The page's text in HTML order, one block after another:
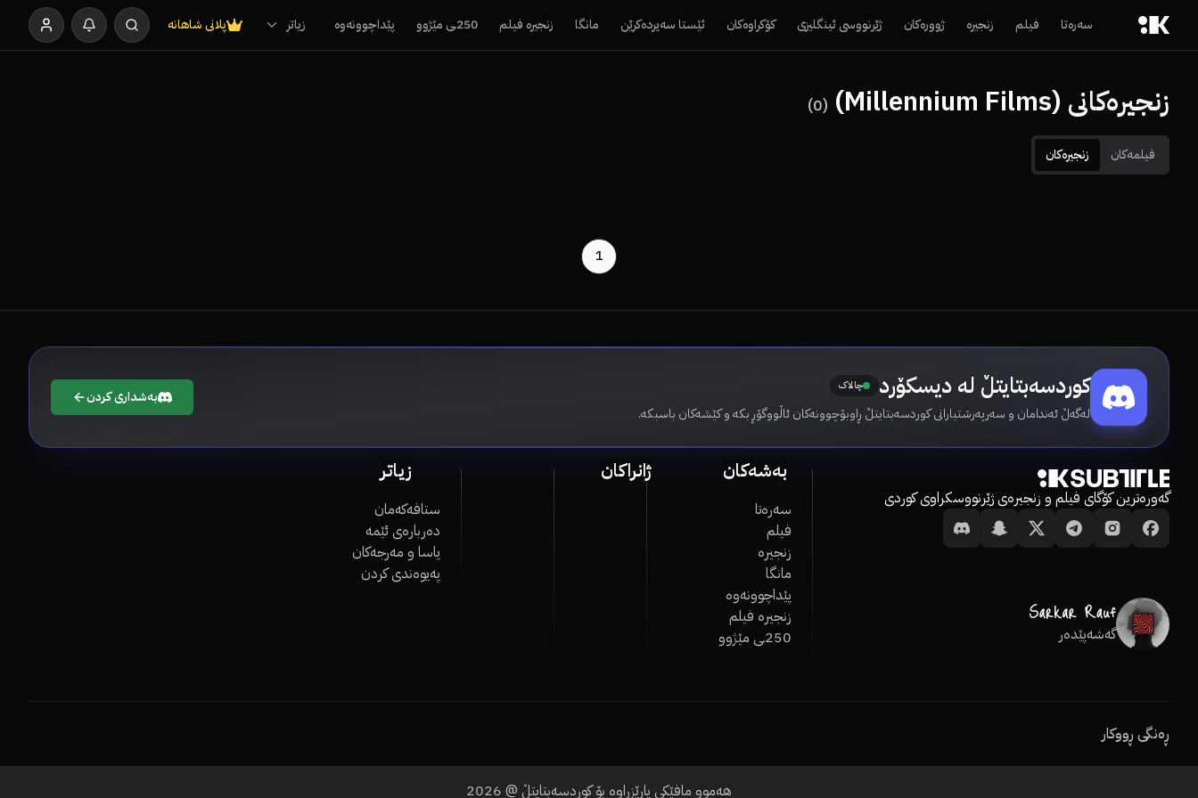
سەرەتا فیلم زنجیرە ژوورەکان ژێرنووسی ئینگلیزی کۆکراوەکان ئێستا سەیردەکرێن مانگا زنجیرە فیلم 250ـی مێژوو پێداچوونەوە زیاتر پلانی شاهانە
زنجیرەکانی (Millennium Films) (
0
)
فیلمەکان زنجیرەکان
1
کوردسەبتایتڵ لە دیسکۆرد چالاک
لەگەڵ ئەندامان و سەرپەرشتیارانی کوردسەبتایتڵ ڕاوبۆچوونەکان ئاڵووگۆڕ بکە و کێشەکان باسبکە.
بەشداری کردن
گەورەترین کۆگای فیلم و زنجیرەی ژێرنووسکراوی کوردی
گەشەپێدەر
بەشەکان
سەرەتا
فیلم
زنجیرە
مانگا
پێداچوونەوە
زنجیرە فیلم
250ـی مێژوو
ژانراکان زیاتر
ستافەکەمان
دەربارەی ئێمە
یاسا و مەرجەکان
پەیوەندی کردن
ڕەنگی ڕووکار
هەموو مافێکی پارێزراوە بۆ کوردسەبتایتڵ @ 2026